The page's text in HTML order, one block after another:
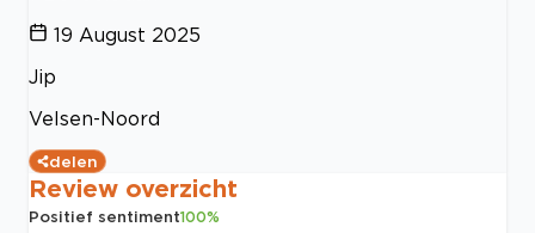
19 August 2025
Jip
Velsen-Noord
delen
Review overzicht
Positief sentiment100%